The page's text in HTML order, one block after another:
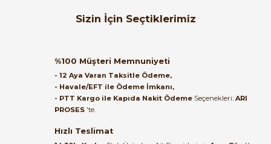
Orijinal kutusuyla ertesi gün
ulaştı elimize. Teşekkürler.
Satıcı ilgili ve çok yardım severdi
bundan mehmet bey ilgi ve
alakası için teşekkür ederim
22/06/2026
Sizin İçin Seçtiklerimiz
ABB PSR12-600-70 1SFA896106R7000
16.354,88 TL
6.622,09 TL
%100 Müşteri Memnuniyeti
- 12 Aya Varan Taksitle Ödeme,
- Havale/EFT ile Ödeme İmkanı,
- PTT Kargo ile Kapıda Nakit Ödeme Seçenekleri: ARI
PROSES 'te.
Hızlı Teslimat